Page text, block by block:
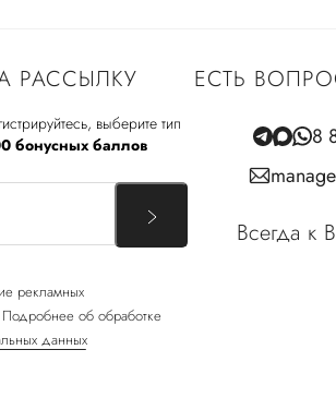
РАССЫЛКУ
выберите тип
бонусных баллов
рекламных
об обработке
данных
ЕСТЬ
8
Всегда к